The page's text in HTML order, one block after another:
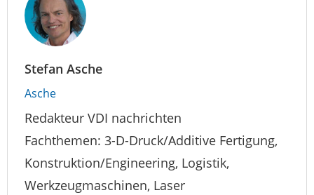
Stefan Asche
Asche
Redakteur VDI nachrichten
Fachthemen: 3-D-Druck/Additive Fertigung,
Konstruktion/Engineering, Logistik,
Werkzeugmaschinen, Laser